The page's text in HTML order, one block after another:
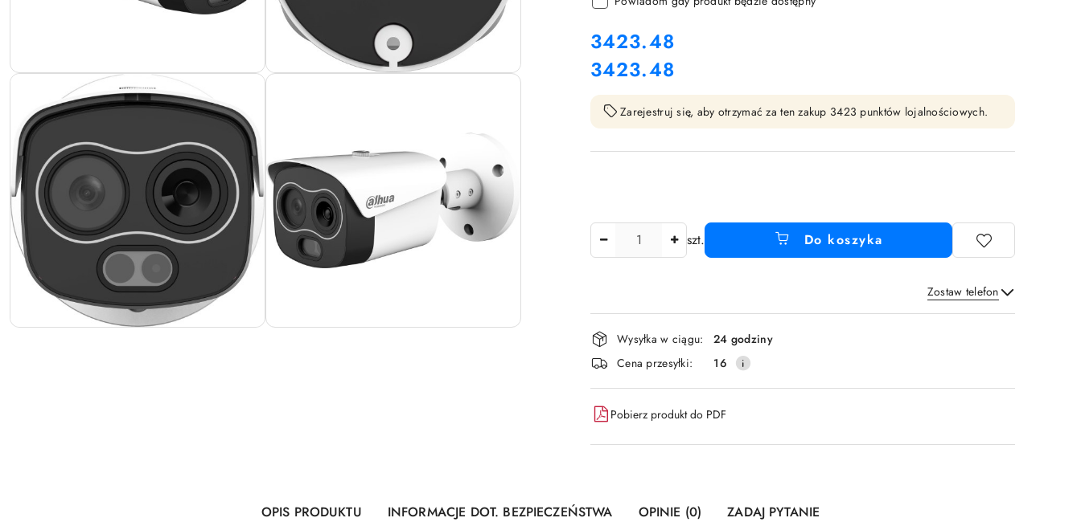
cena:
3423.48
Cena:
3423.48
Zarejestruj się, aby otrzymać za ten zakup 3423 punktów lojalnościowych.
szt. Do koszyka
Zostaw telefon
Wyślij
Dostępność
i
dostawa
Wysyłka w ciągu:
24 godziny
Cena przesyłki:
16
Pobierz produkt do PDF
OPIS PRODUKTU INFORMACJE DOT. BEZPIECZEŃSTWA OPINIE (0) ZADAJ PYTANIE